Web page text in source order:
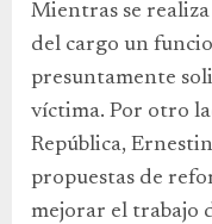
Mientras se
del cargo un
presuntamente
víctima. Por otro
República,
propuestas de
mejorar el trabajo